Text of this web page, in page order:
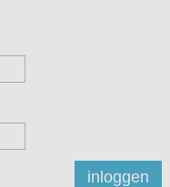
inloggen